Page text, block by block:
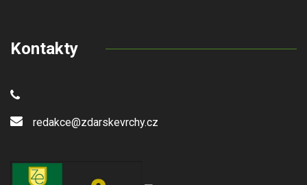
Kontakty
redakce@zdarskevrchy.cz